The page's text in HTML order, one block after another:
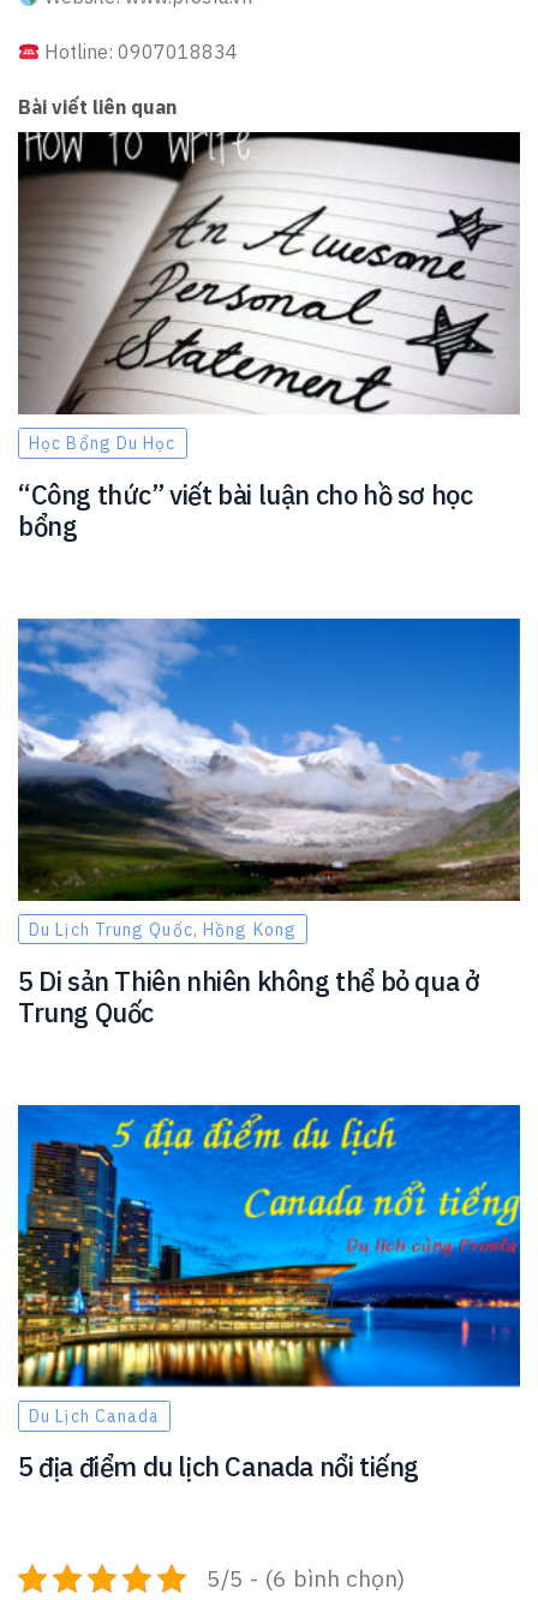
Hotline: 0907018834
Bài viết liên quan
Học Bổng Du Học
“Công thức” viết bài luận cho hồ sơ học
bổng
Du Lịch Trung Quốc, Hồng Kong
5 Di sản Thiên nhiên không thể bỏ qua ở
Trung Quốc
Du Lịch Canada
5 địa điểm du lịch Canada nổi tiếng
5/5 - (6 bình chọn)